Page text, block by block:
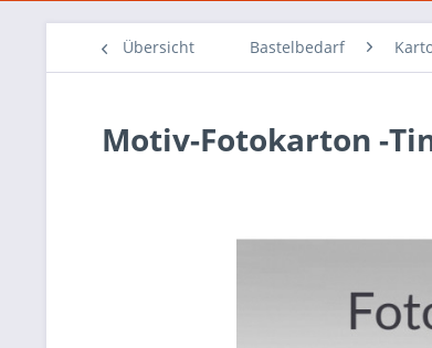
Übersicht Bastelbedarf
Motiv-Fotokarton -